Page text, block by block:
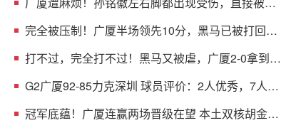
完全被压制！广厦半场领先10分，黑马已被打回原
打不过，完全打不过！黑马又被虐，广厦2-0拿到赛
G2广厦92-85力克深圳 球员评价：2人优秀，7人及
冠军底蕴！广厦连赢两场晋级在望 本土双核胡金秋